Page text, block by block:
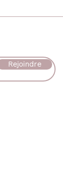
Rejoindre